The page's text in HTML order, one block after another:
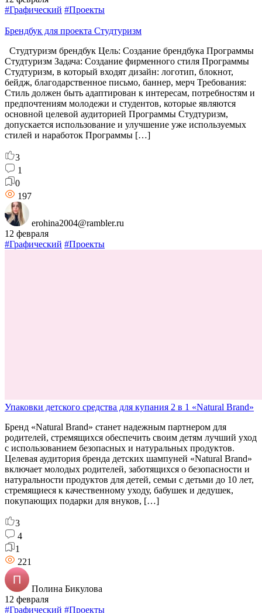
#Графический #Проекты
Брендбук для проекта Студтуризм
Студтуризм брендбук Цель: Создание брендбука Программы
Студтуризм Задача: Создание фирменного стиля Программы
Студтуризм, в который входят дизайн: логотип, блокнот,
бейдж, благодарственное письмо, баннер, мерч Требования:
Стиль должен быть адаптирован к интересам, потребностям и
предпочтениям молодежи и студентов, которые являются
основной целевой аудиторией Программы Студтуризм,
допускается использование и улучшение уже используемых
стилей и наработок Программы […]
3
1
0
197
erohina2004@rambler.ru
12 февраля
#Графический #Проекты
Упаковки детского средства для купания 2 в 1 «Natural Brand»
Бренд «Natural Brand» станет надежным партнером для
родителей, стремящихся обеспечить своим детям лучший уход
с использованием безопасных и натуральных продуктов.
Целевая аудитория бренда детских шампуней «Natural Brand»
включает молодых родителей, заботящихся о безопасности и
натуральности продуктов для детей, семьи с детьми до 10 лет,
стремящиеся к качественному уходу, бабушек и дедушек,
покупающих подарки для внуков, […]
3
4
1
221
Полина Бикулова
12 февраля
#Графический #Проекты